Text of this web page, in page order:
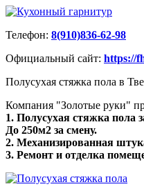
Телефон: 8(910)836-62-98
Официальный сайт: https://
Полусухая стяжка пола в
Компания "Золотые руки"
1. Полусухая стяжка пола
До 250м2 за смену.
2. Механизированная
3. Ремонт и отделка